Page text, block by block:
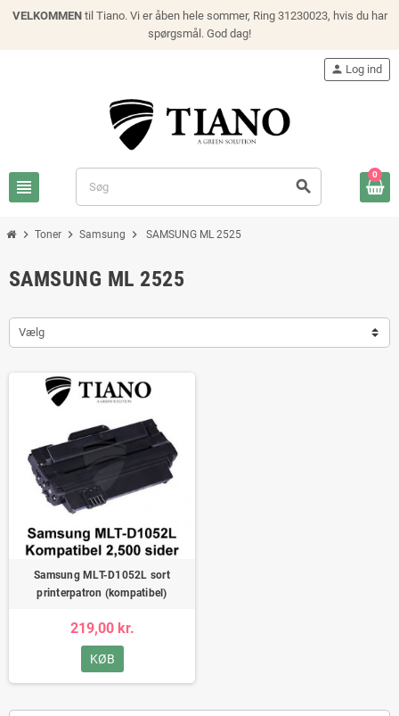
VELKOMMENtil Tiano. Vi er åben hele sommer, Ring 31230023, hvis du har
spørgsmål. God dag!
view_headline search
person Log ind
0
chevron_right Toner chevron_right Samsung chevron_right SAMSUNG ML 2525
SAMSUNG ML 2525
Vælg
Samsung MLT-D1052L sort
printerpatron (kompatibel)
219,00 kr.
KØB